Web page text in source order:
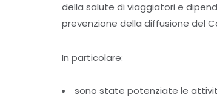
della salute di viaggiatori e
prevenzione della diffusione del
In particolare:
sono state potenziate le